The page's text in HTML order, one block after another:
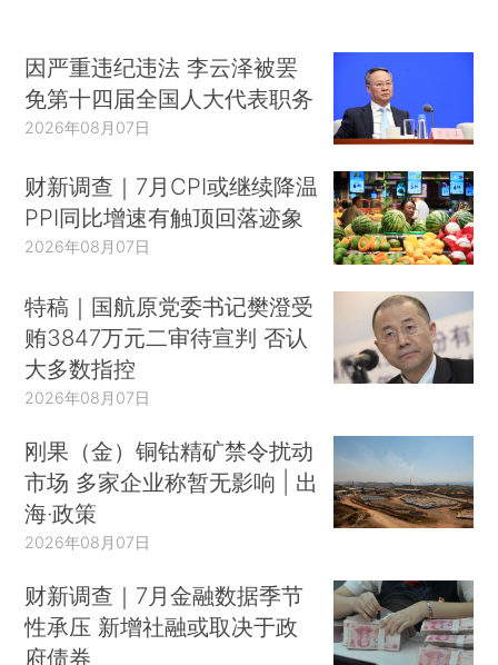
因严重违纪违法 李云泽被罢
免第十四届全国人大代表职务
2026年08月07日
财新调查｜7月CPI或继续降温
PPI同比增速有触顶回落迹象
2026年08月07日
特稿｜国航原党委书记樊澄受
贿3847万元二审待宣判 否认
大多数指控
2026年08月07日
刚果（金）铜钴精矿禁令扰动
市场 多家企业称暂无影响 | 出
海·政策
2026年08月07日
财新调查｜7月金融数据季节
性承压 新增社融或取决于政
府债券